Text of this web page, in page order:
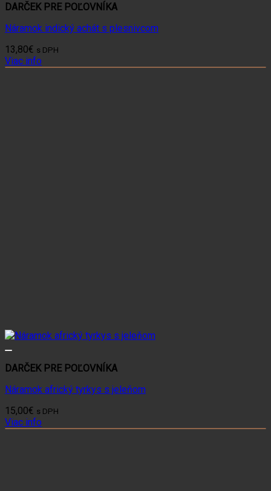
DARČEK PRE POĽOVNÍKA
Náramok indický achát s plesnivcom
13,80€ s DPH
Viac info
DARČEK PRE POĽOVNÍKA
Náramok africký tyrkys s jeleňom
15,00€ s DPH
Viac info